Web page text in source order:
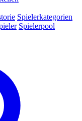
Spielerkategorien
Spielerpool